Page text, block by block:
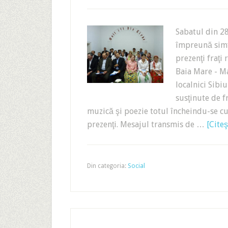
Sabatul din
împreună
prezenţi fraţi
Baia Mare -
localnici
susţinute de
muzică şi poezie totul încheindu-se
prezenţi. Mesajul transmis de …
Din categoria: Social